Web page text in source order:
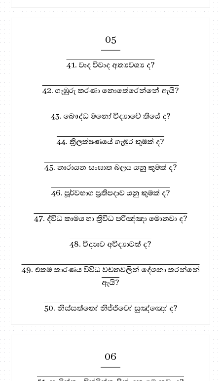
05
41. වාද විවාද අත්‍යවශ්‍ය ද?
42. ගැඹුරු කරණා නොතේරෙන්නේ ඇයි?
43. බෞද්ධ මනෝ විද්‍යාවේ තියේ ද?
44. ත්‍රිලක්ෂණයේ ගැඹුර කුමක් ද?
45. නාරායන සංඝාත බලය යනු කුමක් ද?
46. පූර්වභාග ප්‍රතිපදාව යනු කුමක් ද?
47. ද්විධ කාමය හා ත්‍රිවිධ පරිඤ්ඤා මොනවා ද?
48. විද්‍යාව අවිද්‍යාවක් ද?
49. එකම කාරණය විවිධ වචනවලින් දේශනා කරන්නේ
ඇයි?
50. නිස්සත්තෝ නිජ්ජීවෝ සුඤ්ඤෝ ද?
06